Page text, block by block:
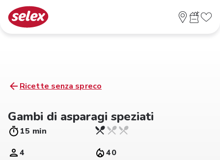
Ricette senza spreco
Gambi di asparagi speziati
15 min
4
40